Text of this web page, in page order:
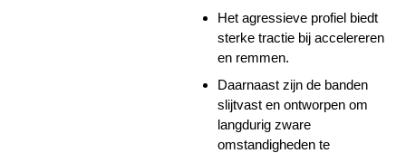
Het agressieve profiel biedt
sterke tractie bij accelereren
en remmen.
Daarnaast zijn de banden
slijtvast en ontworpen om
langdurig zware
omstandigheden te